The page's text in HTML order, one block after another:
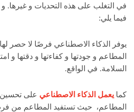
في التغلب على هذه التحديات و غيرها. و
فيما يلي:
يوفر الذكاء الاصطناعي فرصًا لا حصر
المطاعم و جودتها و كفاءتها و دقتها و
السلامة. في الواقع.
كما يعمل الذكاء الاصطناعي على
المطاعم، حيث تستفيد المطاعم من